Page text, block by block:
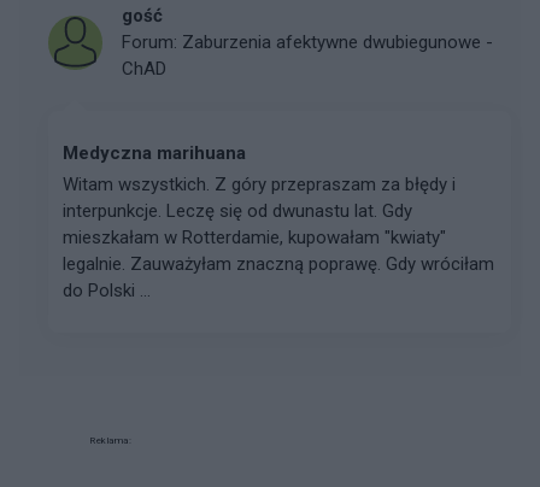
gość
Forum: Zaburzenia afektywne dwubiegunowe -
ChAD
Medyczna marihuana
Witam wszystkich. Z góry przepraszam za błędy i
interpunkcje. Leczę się od dwunastu lat. Gdy
mieszkałam w Rotterdamie, kupowałam "kwiaty"
legalnie. Zauważyłam znaczną poprawę. Gdy wróciłam
do Polski ...
Reklama: